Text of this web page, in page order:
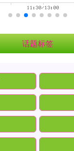
话题标签